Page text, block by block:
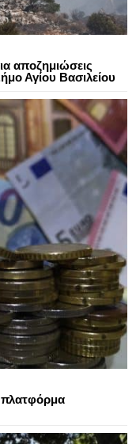
αποζημιώσεις
Αγίου Βασιλείου
πλατφόρμα